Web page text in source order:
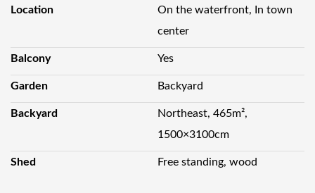
Location
On the waterfront, In town
center
Balcony Yes
Garden Backyard
Backyard
Northeast, 465m²,
1500×3100cm
Shed Free standing, wood